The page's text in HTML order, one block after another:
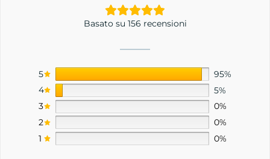
Basato su 156 recensioni
5
95%
4
5%
3
0%
2
0%
1
0%